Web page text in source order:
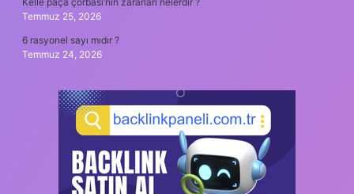
Temmuz 25, 2026
6 rasyonel sayı mıdır ?
Temmuz 24, 2026